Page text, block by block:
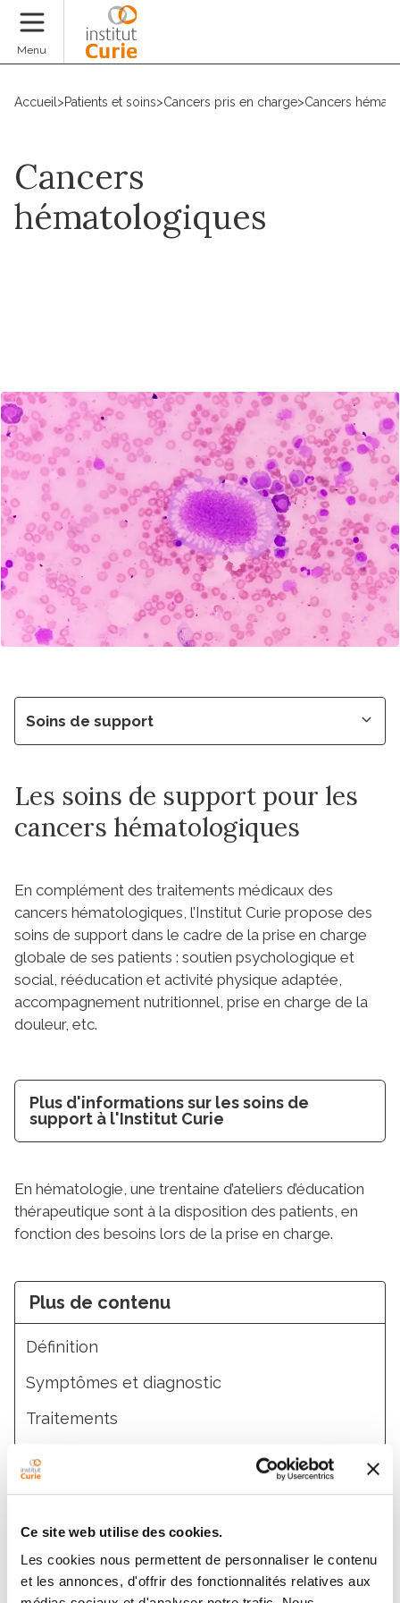
Ce site web utilise des cookies.
Les cookies nous permettent de personnaliser le contenu
et les annonces, d'offrir des fonctionnalités relatives aux
Menu
Accueil >Patients et soins>Cancers pris en charge>Cancers
Cancers
hématologiques
Soins de support
Les soins de support pour les
cancers hématologiques
En complément des traitements médicaux des
cancers hématologiques, l’Institut Curie propose des
soins de support dans le cadre de la prise en charge
globale de ses patients : soutien psychologique et
social, rééducation et activité physique adaptée,
accompagnement nutritionnel, prise en charge de la
douleur, etc.
Plus d'informations sur les soins de
support à l'Institut Curie
En hématologie, une trentaine d’ateliers d’éducation
thérapeutique sont à la disposition des patients, en
fonction des besoins lors de la prise en charge.
Plus de contenu
Définition
Symptômes et diagnostic
Traitements
Recherche
Equipe médicale